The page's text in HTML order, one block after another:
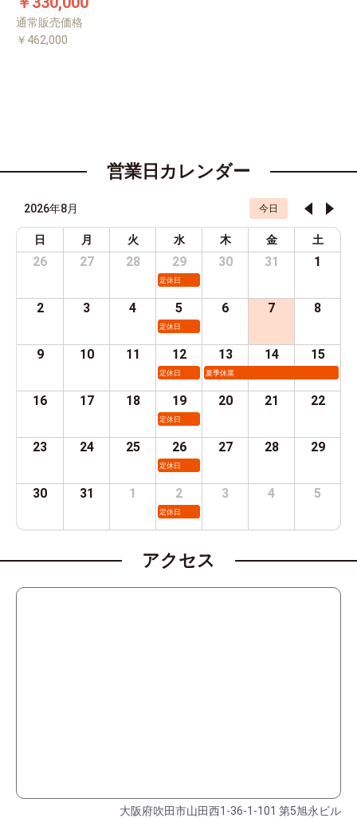
通常販売価格
￥462,000
営業日カレンダー
2026年8月 今日
日 月 火 水 木 金 土
26 27 28 29
定休日
30 31 1
2 3 4 5
定休日
6 7 8
9 10 11 12
定休日
13
夏季休業
14 15
16 17 18 19
定休日
20 21 22
23 24 25 26
定休日
27 28 29
30 31 1 2
定休日
3 4 5
アクセス
大阪府吹田市山田西1-36-1-101 第5旭永ビル